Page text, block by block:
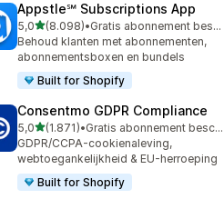
Appstle℠ Subscriptions App
5,0van 5 sterren
(8.098)
8098 recensies in totaal
•
Gratis abonnement beschikbaar
Behoud klanten met abonnementen,
abonnementsboxen en bundels
Built for Shopify
Consentmo GDPR Compliance
5,0van 5 sterren
(1.871)
1871 recensies in totaal
•
Gratis abonnement beschikbaar
GDPR/CCPA-cookienaleving,
webtoegankelijkheid & EU-herroeping
Built for Shopify